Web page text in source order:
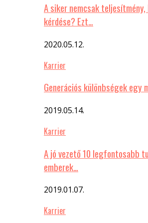
A siker nemcsak teljesítmény,
kérdése? Ezt…
2020.05.12.
Karrier
Generációs különbségek egy
2019.05.14.
Karrier
A jó vezető 10 legfontosabb
emberek…
2019.01.07.
Karrier